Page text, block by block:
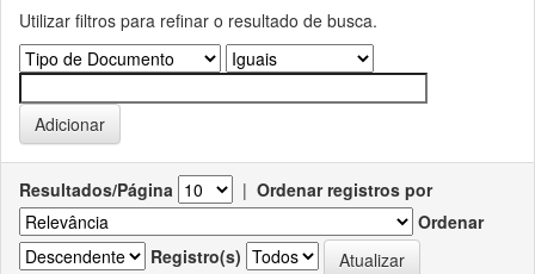
Utilizar filtros para refinar o resultado de busca.
Resultados/Página | Ordenar registros por
Ordenar
Registro(s)